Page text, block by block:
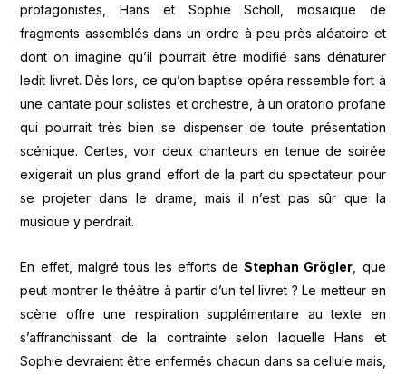
protagonistes, Hans et Sophie Scholl, mosaïque de
fragments assemblés dans un ordre à peu près aléatoire et
dont on imagine qu’il pourrait être modifié sans dénaturer
ledit livret. Dès lors, ce qu’on baptise opéra ressemble fort à
une cantate pour solistes et orchestre, à un oratorio profane
qui pourrait très bien se dispenser de toute présentation
scénique. Certes, voir deux chanteurs en tenue de soirée
exigerait un plus grand effort de la part du spectateur pour
se projeter dans le drame, mais il n’est pas sûr que la
musique y perdrait.
En effet, malgré tous les efforts deStephan Grögler, que
peut montrer le théâtre à partir d’un tel livret ? Le metteur en
scène offre une respiration supplémentaire au texte en
s’affranchissant de la contrainte selon laquelle Hans et
Sophie devraient être enfermés chacun dans sa cellule mais,